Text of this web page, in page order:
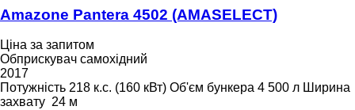
Amazone Pantera 4502 (AMASELECT)
Ціна за запитом
Обприскувач самохідний
2017
Потужність 218 к.с. (160 кВт) Об'єм бункера 4 500 л Ширина
захвату 24 м